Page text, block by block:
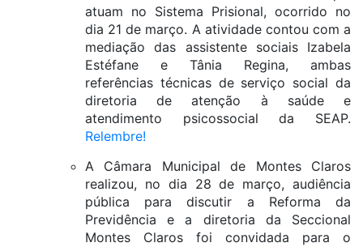
atuam no Sistema Prisional, ocorrido no
dia 21 de março. A atividade contou com a
mediação das assistente sociais Izabela
Estéfane e Tânia Regina, ambas
referências técnicas de serviço social da
diretoria de atenção à saúde e
atendimento psicossocial da SEAP.
Relembre!
A Câmara Municipal de Montes Claros
realizou, no dia 28 de março, audiência
pública para discutir a Reforma da
Previdência e a diretoria da Seccional
Montes Claros foi convidada para o